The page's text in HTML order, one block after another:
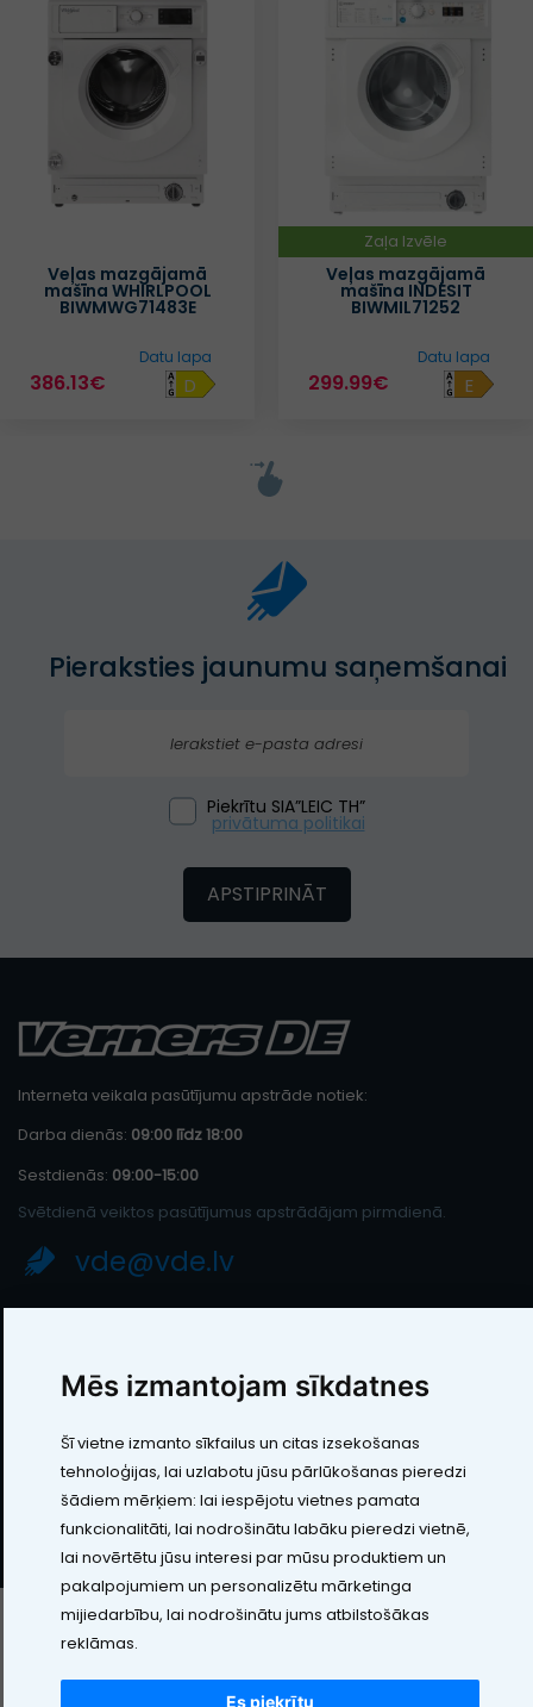
Mēs izmantojam sīkdatnes
Šī vietne izmanto sīkfailus un citas izsekošanas
tehnoloģijas, lai uzlabotu jūsu pārlūkošanas pieredzi
šādiem mērķiem: lai iespējotu vietnes pamata
funkcionalitāti, lai nodrošinātu labāku pieredzi vietnē,
lai novērtētu jūsu interesi par mūsu produktiem un
pakalpojumiem un personalizētu mārketinga
mijiedarbību, lai nodrošinātu jums atbilstošākas
reklāmas.
Es piekrītu
Veļas mazgājamā
mašīna INDESIT
BIWMIL71252
299.99€ E
Datu lapa
Zaļa Izvēle
Veļas mazgājamā
mašīna BAUMATIC
IBD1485D4E
279.99€ D
Pieraksties jaunumu saņemšanai
Piekrītu SIA”LEIC TH”
privātuma politikai
APSTIPRINĀT
Interneta veikala pasūtījumu apstrāde notiek:
Darba dienās: 09:00 līdz 18:00
Sestdienās: 09:00-15:00
Svētdienā veiktos pasūtījumus apstrādājam pirmdienā.
vde@vde.lv
PVN maksātāja numurs: LV40103394280
Banka: Paysera LT, UAB
Konts: LT123500010005426773
Kontakti